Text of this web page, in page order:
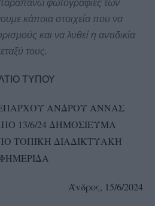
παραπάνω φωτογραφίες των
κάποια στοιχεία που να
και να λυθεί η αντιδικία
τους.
ΤΥΠΟΥ
ΑΝΔΡΟΥ ΑΝΝΑΣ
13/6/24 ΔΗΜΟΣΙΕΥΜΑ
ΤΟΠΙΚΗ ΔΙΑΔΙΚΤΥΑΚΗ
Άνδρος, 15/6/2024